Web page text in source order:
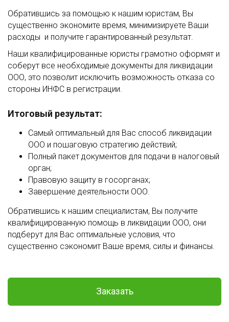
Обратившись за помощью к нашим юристам, Вы
существенно экономите время, минимизируете Ваши
расходы и получите гарантированный результат.
Наши квалифицированные юристы грамотно оформят и
соберут все необходимые документы для ликвидации
ООО, это позволит исключить возможность отказа со
стороны ИНФС в регистрации.
Итоговый результат:
Самый оптимальный для Вас способ ликвидации
ООО и пошаговую стратегию действий;
Полный пакет документов для подачи в налоговый
орган;
Правовую защиту в госорганах;
Завершение деятельности ООО.
Обратившись к нашим специалистам, Вы получите
квалифицированную помощь в ликвидации ООО, они
подберут для Вас оптимальные условия, что
существенно сэкономит Ваше время, силы и финансы.
Заказать